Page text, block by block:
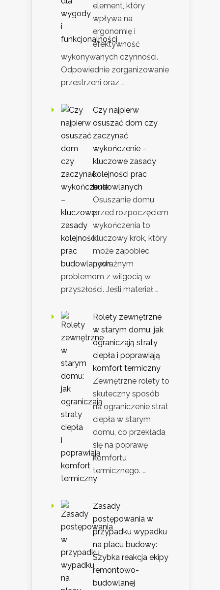
element, który
wpływa na
ergonomię i
efektywność
wykonywanych czynności.
Odpowiednie zorganizowanie
przestrzeni oraz …
Czy najpierw
osuszać dom czy
zaczynać
wykończenie –
kluczowe zasady
kolejności prac
budowlanych
Osuszanie domu
przed rozpoczęciem
wykończenia to
kluczowy krok, który
może zapobiec
poważnym
problemom z wilgocią w
przyszłości. Jeśli materiał …
Rolety zewnętrzne
w starym domu: jak
ograniczają straty
ciepła i poprawiają
komfort termiczny
Zewnętrzne rolety to
skuteczny sposób
na ograniczenie strat
ciepła w starym
domu, co przekłada
się na poprawę
komfortu
termicznego. …
Zasady
postępowania w
przypadku wypadku
na placu budowy:
Szybka reakcja ekipy
remontowo-
budowlanej